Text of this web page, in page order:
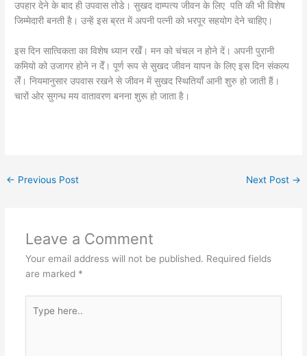
उपहार देने के बाद ही उपवास तोडे। सुखद दाम्पत्य जीवन के लिए पति की भी विशेष
जिम्मेदारी बनती है। उन्हें इस ब्रत में अपनी पत्नी को भरपूर सहयोग देने चाहिए।
इस दिन सात्विकता का विशेष ध्यान रखेँ। मन को चंचल न होने दें। अपनी पुरानी
कमियो को उजागर होने न देँ। पूर्ण रूप से सुखद जीवन यापन के लिए इस दिन संकल्प
लेँ। नियमानुसार उपवास रखने से जीवन में सुखद स्थितियाँ आनी शुरु हो जाती हैं।
चारों ओर सुगन्ध मय वातावरण बनना शुरू हो जाता है।
← Previous Post Next Post →
Leave a Comment
Your email address will not be published. Required fields
are marked *
here..